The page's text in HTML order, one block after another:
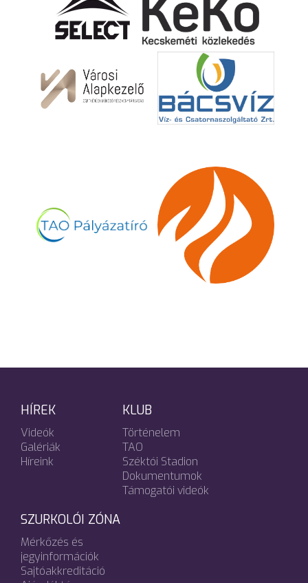
HÍREK
Videók
Galériák
Híreink
KLUB
Történelem
TAO
Széktói Stadion
Dokumentumok
Támogatói videók
SZURKOLÓI ZÓNA
Mérkőzés és
jegyinformációk
Sajtóakkreditáció